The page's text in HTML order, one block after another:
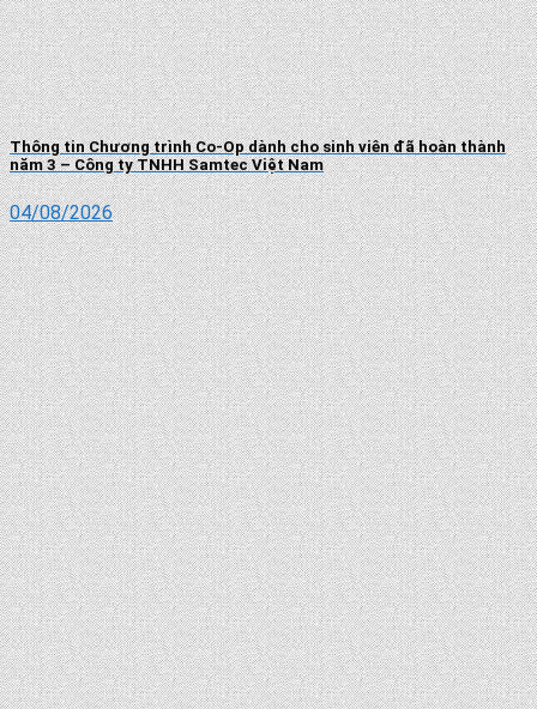
Thông tin Chương trình Co-Op dành cho sinh viên đã hoàn thành
năm 3 – Công ty TNHH Samtec Việt Nam
04/08/2026